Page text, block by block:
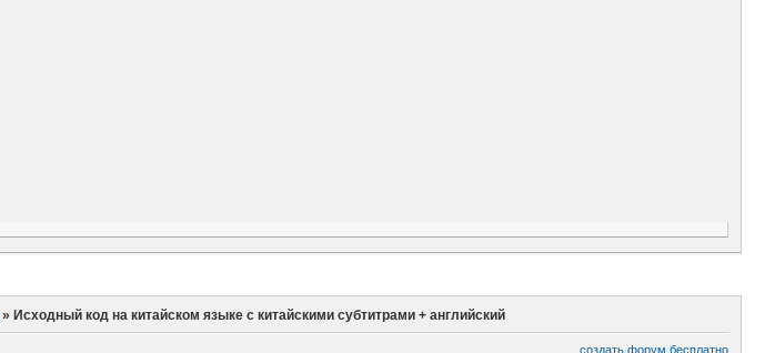
»Исходный код на китайском языке с китайскими субтитрами + английский
создать форум бесплатно